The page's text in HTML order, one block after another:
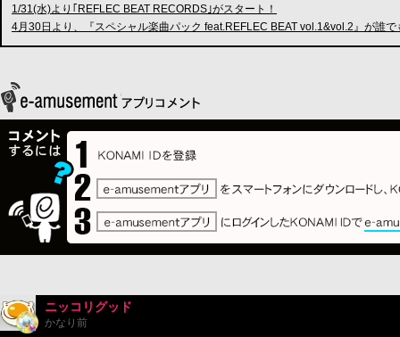
1/31(水)より｢REFLEC BEAT RECORDS｣がスタート！
4月30日より、『スペシャル楽曲パック feat.REFLEC BEAT vol.1&vol.2』が誰
ニッコリグッド
かなり前